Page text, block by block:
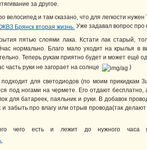
за другое.
велосипед и там сказано, что для легкости нужен
Уже задавал вопрос про
пятью слоями лака. Кстати лак старый,
нормально. Благо мало уходит на крылья в
Теперь рукам приятно будет и может ещё
часть руки не загорает на солнце
)
для светодиодов (по моим прикидкам
под ногами на чермете. Его отдают
для батареек, паяльник и руки. В добавок
забыть про влагу или отрыв провода(так
чего есть и лежит до нужного часа